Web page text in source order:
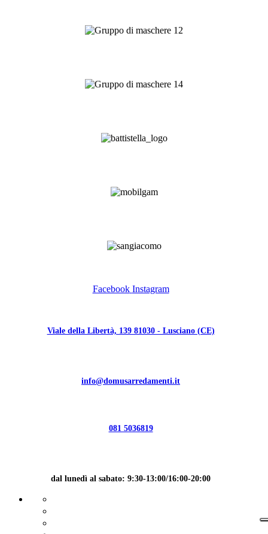
Facebook Instagram
Viale della Libertà, 139 81030 - Lusciano (CE)
info@domusarredamenti.it
081 5036819
dal lunedì al sabato: 9:30-13:00/16:00-20:00